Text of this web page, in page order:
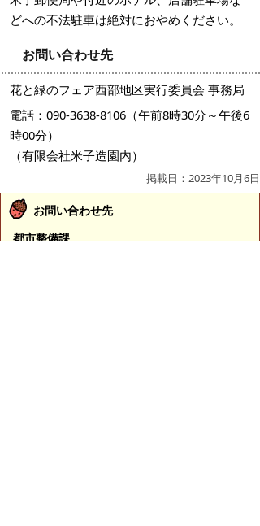
どへの不法駐車は絶対におやめください。
お問い合わせ先
花と緑のフェア西部地区実行委員会 事務局
電話：090-3638-8106（午前8時30分～午後6
時00分）
（有限会社米子造園内）
掲載日：2023年10月6日
お問い合わせ先
都市整備課